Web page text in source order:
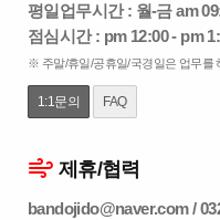
평일업무시간 : 월-금 am
점심시간 : pm 12:00 - pm
※ 주말/휴일/공휴일/국경일은 업무를
1:1문의 FAQ
제휴/협력
bandojido@naver.com/